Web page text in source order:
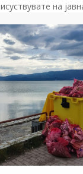
на
во
расправа ќе
со
сала на […]